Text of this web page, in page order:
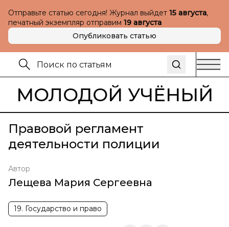
Отправьте статью сегодня! Журнал выйдет 15 августа,
печатный экземпляр отправим 19 августа
Опубликовать статью
МОЛОДОЙ УЧЁНЫЙ
Правовой регламент
деятельности полиции
Автор
Лещева Мария Сергеевна
19. Государство и право